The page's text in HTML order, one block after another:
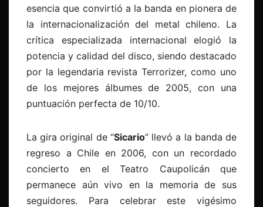
esencia que convirtió a la banda en pionera de
la internacionalización del metal chileno. La
crítica especializada internacional elogió la
potencia y calidad del disco, siendo destacado
por la legendaria revista Terrorizer, como uno
de los mejores álbumes de 2005, con una
puntuación perfecta de 10/10.
La gira original de “Sicario” llevó a la banda de
regreso a Chile en 2006, con un recordado
concierto en el Teatro Caupolicán que
permanece aún vivo en la memoria de sus
seguidores. Para celebrar este vigésimo